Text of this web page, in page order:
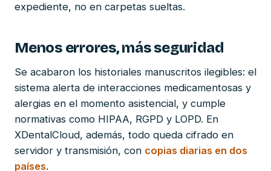
expediente, no en carpetas sueltas.
Menos errores, más seguridad
Se acabaron los historiales manuscritos ilegibles: el
sistema alerta de interacciones medicamentosas y
alergias en el momento asistencial, y cumple
normativas como HIPAA, RGPD y LOPD. En
XDentalCloud, además, todo queda cifrado en
servidor y transmisión, con copias diarias en dos
países.